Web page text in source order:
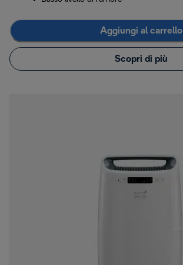
Aggiungi al carrello
Scopri di più